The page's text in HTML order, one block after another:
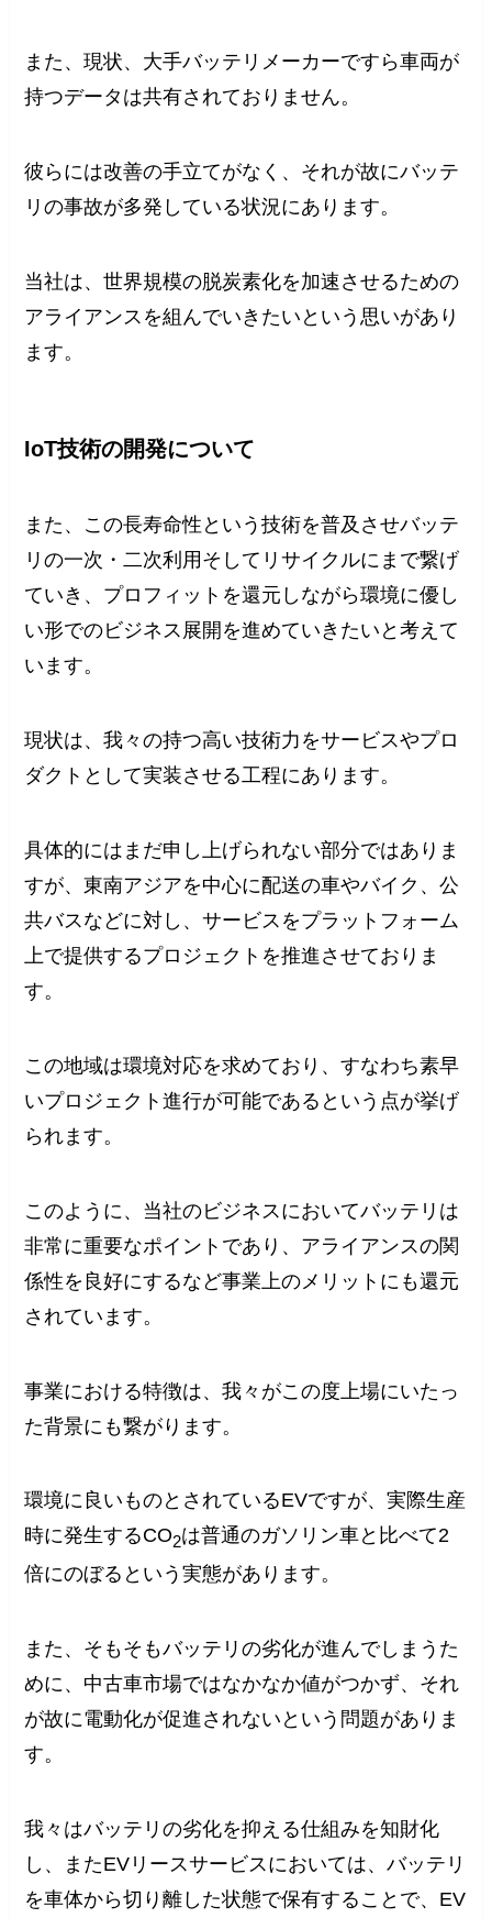
また、現状、大手バッテリメーカーですら車両が
持つデータは共有されておりません。
彼らには改善の手立てがなく、それが故にバッテ
リの事故が多発している状況にあります。
当社は、世界規模の脱炭素化を加速させるための
アライアンスを組んでいきたいという思いがあり
ます。
IoT技術の開発について
また、この長寿命性という技術を普及させバッテ
リの一次・二次利用そしてリサイクルにまで繋げ
ていき、プロフィットを還元しながら環境に優し
い形でのビジネス展開を進めていきたいと考えて
います。
現状は、我々の持つ高い技術力をサービスやプロ
ダクトとして実装させる工程にあります。
具体的にはまだ申し上げられない部分ではありま
すが、東南アジアを中心に配送の車やバイク、公
共バスなどに対し、サービスをプラットフォーム
上で提供するプロジェクトを推進させておりま
す。
この地域は環境対応を求めており、すなわち素早
いプロジェクト進行が可能であるという点が挙げ
られます。
このように、当社のビジネスにおいてバッテリは
非常に重要なポイントであり、アライアンスの関
係性を良好にするなど事業上のメリットにも還元
されています。
事業における特徴は、我々がこの度上場にいたっ
た背景にも繋がります。
環境に良いものとされているEVですが、実際生産
時に発生するCO2は普通のガソリン車と比べて2
倍にのぼるという実態があります。
また、そもそもバッテリの劣化が進んでしまうた
めに、中古車市場ではなかなか値がつかず、それ
が故に電動化が促進されないという問題がありま
す。
我々はバッテリの劣化を抑える仕組みを知財化
し、またEVリースサービスにおいては、バッテリ
を車体から切り離した状態で保有することで、EV